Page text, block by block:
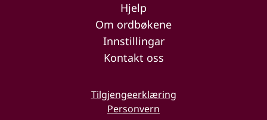
Hjelp
Om ordbøkene
Innstillingar
Kontakt oss
Tilgjengeerklæring
Personvern